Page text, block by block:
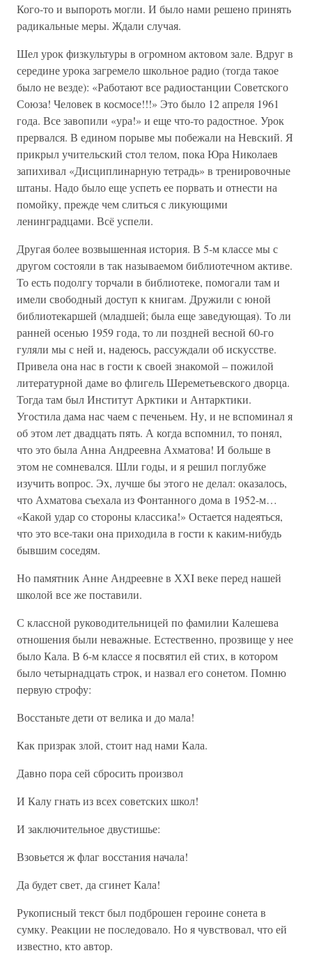
Кого-то и выпороть могли. И было нами решено принять
радикальные меры. Ждали случая.
Шел урок физкультуры в огромном актовом зале. Вдруг в
середине урока загремело школьное радио (тогда такое
было не везде): «Работают все радиостанции Советского
Союза! Человек в космосе!!!» Это было 12 апреля 1961
года. Все завопили «ура!» и еще что-то радостное. Урок
прервался. В едином порыве мы побежали на Невский. Я
прикрыл учительский стол телом, пока Юра Николаев
запихивал «Дисциплинарную тетрадь» в тренировочные
штаны. Надо было еще успеть ее порвать и отнести на
помойку, прежде чем слиться с ликующими
ленинградцами. Всё успели.
Другая более возвышенная история. В 5-м классе мы с
другом состояли в так называемом библиотечном активе.
То есть подолгу торчали в библиотеке, помогали там и
имели свободный доступ к книгам. Дружили с юной
библиотекаршей (младшей; была еще заведующая). То ли
ранней осенью 1959 года, то ли поздней весной 60-го
гуляли мы с ней и, надеюсь, рассуждали об искусстве.
Привела она нас в гости к своей знакомой – пожилой
литературной даме во флигель Шереметьевского дворца.
Тогда там был Институт Арктики и Антарктики.
Угостила дама нас чаем с печеньем. Ну, и не вспоминал я
об этом лет двадцать пять. А когда вспомнил, то понял,
что это была Анна Андреевна Ахматова! И больше в
этом не сомневался. Шли годы, и я решил поглубже
изучить вопрос. Эх, лучше бы этого не делал: оказалось,
что Ахматова съехала из Фонтанного дома в 1952-м…
«Какой удар со стороны классика!» Остается надеяться,
что это все-таки она приходила в гости к каким-нибудь
бывшим соседям.
Но памятник Анне Андреевне в ХХI веке перед нашей
школой все же поставили.
С классной руководительницей по фамилии Калешева
отношения были неважные. Естественно, прозвище у нее
было Кала. В 6-м классе я посвятил ей стих, в котором
было четырнадцать строк, и назвал его сонетом. Помню
первую строфу:
Восстаньте дети от велика и до мала!
Как призрак злой, стоит над нами Кала.
Давно пора сей сбросить произвол
И Калу гнать из всех советских школ!
И заключительное двустишье:
Взовьется ж флаг восстания начала!
Да будет свет, да сгинет Кала!
Рукописный текст был подброшен героине сонета в
сумку. Реакции не последовало. Но я чувствовал, что ей
известно, кто автор.